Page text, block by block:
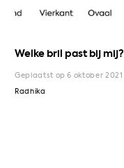
Welke bril past bij mij?
Geplaatst op 6 oktober 2021
Radhika